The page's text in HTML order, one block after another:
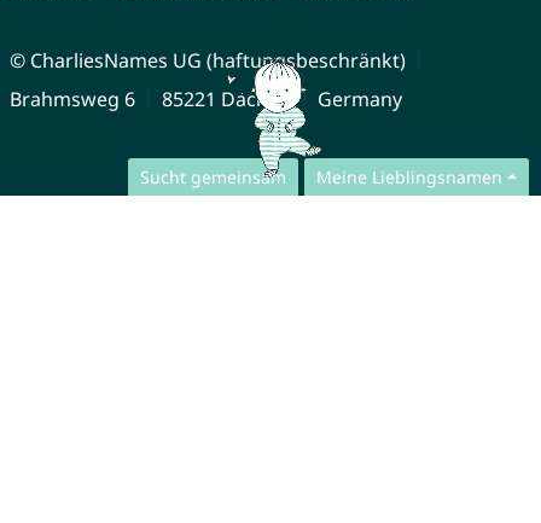
Sucht gemeinsam Meine Lieblingsnamen
© CharliesNames UG (haftungsbeschränkt)
Brahmsweg 6
85221 Dachau Germany